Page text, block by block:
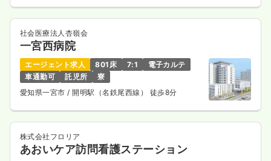
社会医療法人杏嶺会
一宮西病院
エージェント求人 801床 7:1
電子カルテ
車通勤可
託児所
寮
愛知県一宮市/ 開明駅（名鉄尾西線） 徒歩8分
株式会社フロリア
あおいケア訪問看護ステーション